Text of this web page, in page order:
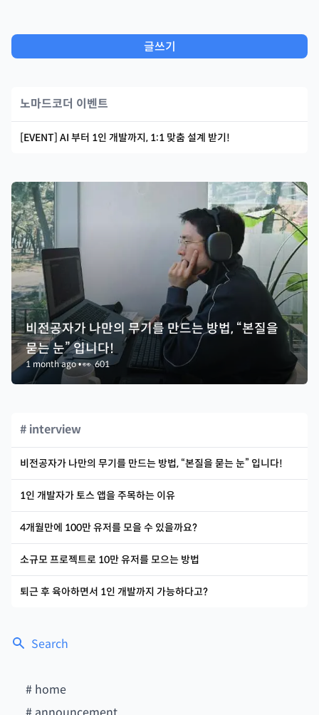
Search
# home
글쓰기
노마드코더 이벤트
[EVENT] AI 부터 1인 개발까지, 1:1 맞춤 설계 받기!
비전공자가 나만의 무기를 만드는 방법, “본질을
묻는 눈” 입니다!
1 month ago•👀601
# interview
비전공자가 나만의 무기를 만드는 방법, “본질을 묻는 눈” 입니다!
1인 개발자가 토스 앱을 주목하는 이유
4개월만에 100만 유저를 모을 수 있을까요?
소규모 프로젝트로 10만 유저를 모으는 방법
퇴근 후 육아하면서 1인 개발까지 가능하다고?